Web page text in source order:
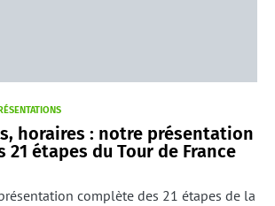
horaires : notre présentation
21 étapes du Tour de France
complète des 21 étapes de la